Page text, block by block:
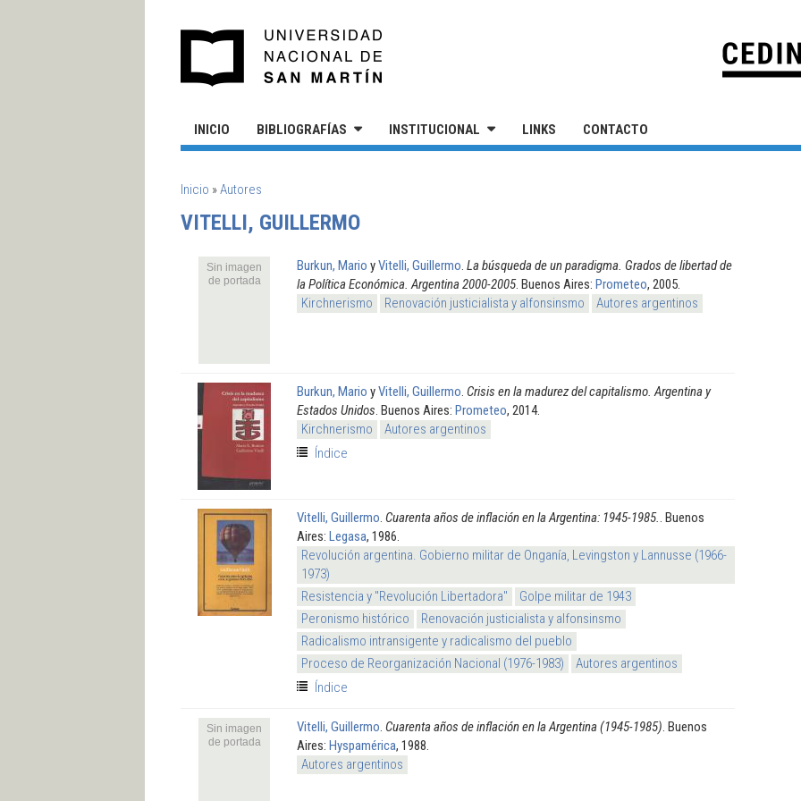
INICIO BIBLIOGRAFÍAS INSTITUCIONAL LINKS CONTACTO
SE ENCUENTRA USTED AQUÍ
Inicio »Autores
VITELLI, GUILLERMO
Sin imagen
de portada
Burkun, Mario yVitelli, Guillermo La búsqueda de un paradigma. Grados de libertad de
la Política Económica. Argentina 2000-2005. Buenos Aires: Prometeo, 2005.
Kirchnerismo
Renovación justicialista y alfonsinsmo Autores argentinos
Burkun, Mario yVitelli, Guillermo Crisis en la madurez del capitalismo. Argentina y
Estados Unidos . Buenos Aires: Prometeo, 2014.
Kirchnerismo
Autores argentinos
Índice
Vitelli, Guillermo Cuarenta años de inflación en la Argentina: 1945-1985. . Buenos
Aires: Legasa, 1986.
Revolución argentina. Gobierno militar de Onganía, Levingston y Lannusse (1966-
1973)
Resistencia y "Revolución Libertadora"
Golpe militar de 1943
Peronismo histórico
Renovación justicialista y alfonsinsmo
Radicalismo intransigente y radicalismo del pueblo
Proceso de Reorganización Nacional (1976-1983)
Autores argentinos
Índice
Sin imagen
de portada
Vitelli, Guillermo Cuarenta años de inflación en la Argentina (1945-1985) . Buenos
Aires: Hyspamérica, 1988.
Autores argentinos